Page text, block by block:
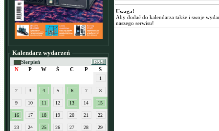
Kalendarz wydarzeń
Sierpień
N
P W Ś C P S
1
2 3 4 5 6 7 8
9 10 11 12 13 14 15
16 17 18 19 20 21 22
23 24 25 26 27 28 29
Uwaga!
Aby dodać do kalendarza także i swoje
naszego serwisu!